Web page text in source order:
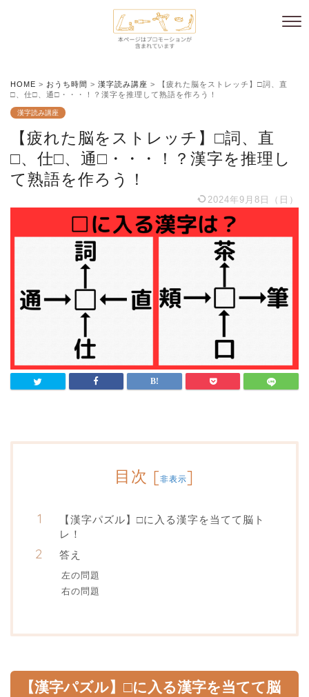
HOME > おうち時間 > 漢字読み講座 >
【疲れた脳をストレッチ】□詞、直
□、仕□、通□・・・！？漢字を推理して熟語を作ろう！
漢字読み講座
【疲れた脳をストレッチ】□詞、直
□、仕□、通□・・・！？漢字を推理し
て熟語を作ろう！
2024年9月8日（日）
目次 [非表示]
【漢字パズル】□に入る漢字を当てて脳ト
レ！
答え
左の問題
右の問題
【漢字パズル】□に入る漢字を当てて脳